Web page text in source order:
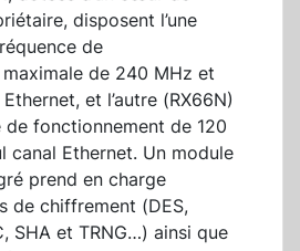
disposent l’une
de
de 240 MHz et
et l’autre (RX66N)
fonctionnement de 120
canal Ethernet. Un module
prend en charge
de chiffrement (DES,
SHA et TRNG…) ainsi que